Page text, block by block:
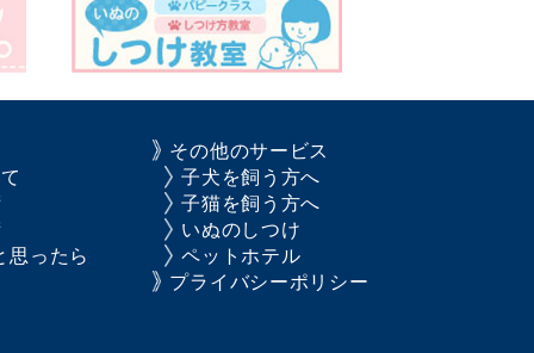
思ったら
その他のサービス
子犬を飼う方へ
子猫を飼う方へ
いぬのしつけ
ペットホテル
プライバシーポリシー